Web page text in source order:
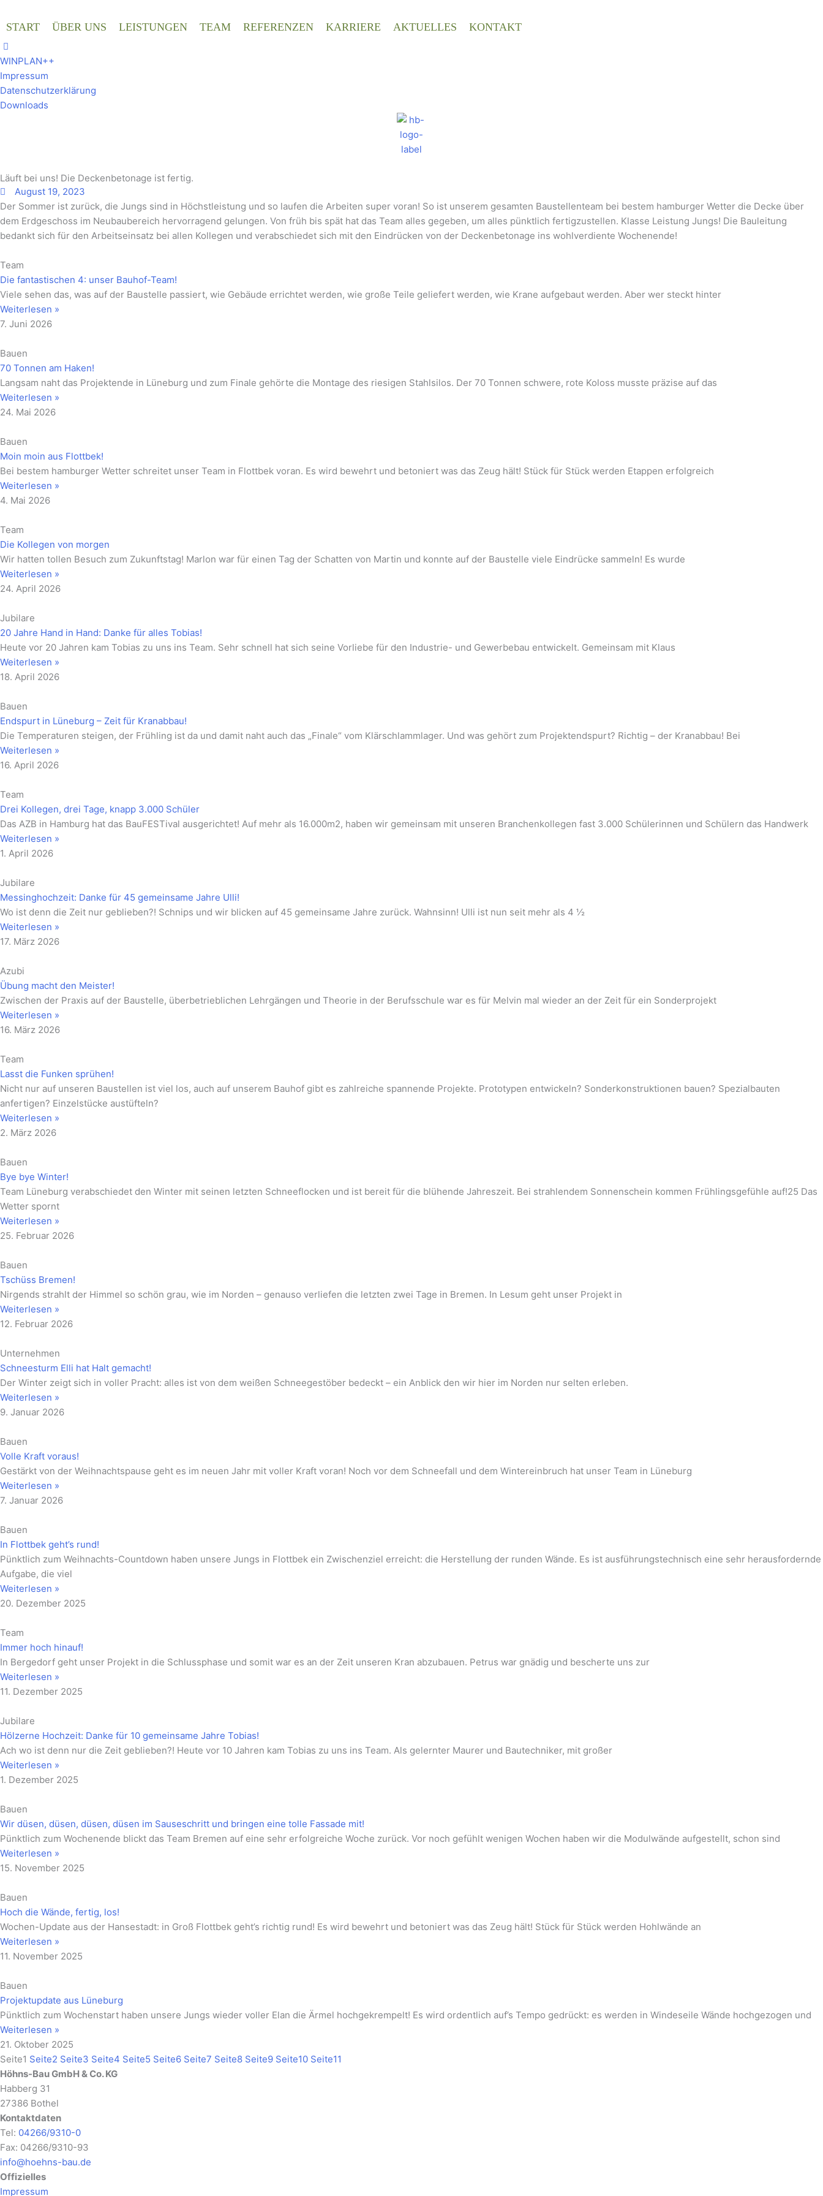
Inhalt
START ÜBER UNS LEISTUNGEN TEAM REFERENZEN KARRIERE AKTUELLES KONTAKT
WINPLAN++
Impressum
Datenschutzerklärung
Downloads
Läuft bei uns! Die Deckenbetonage ist fertig.
August 19, 2023
Der Sommer ist zurück, die Jungs sind in Höchstleistung und so laufen die Arbeiten super voran! So ist unserem gesamten Baustellenteam bei bestem hamburger Wetter die Decke über
dem Erdgeschoss im Neubaubereich hervorragend gelungen. Von früh bis spät hat das Team alles gegeben, um alles pünktlich fertigzustellen. Klasse Leistung Jungs! Die Bauleitung
bedankt sich für den Arbeitseinsatz bei allen Kollegen und verabschiedet sich mit den Eindrücken von der Deckenbetonage ins wohlverdiente Wochenende!
Team
Die fantastischen 4: unser Bauhof-Team!
Viele sehen das, was auf der Baustelle passiert, wie Gebäude errichtet werden, wie große Teile geliefert werden, wie Krane aufgebaut werden. Aber wer steckt hinter
Weiterlesen »
7. Juni 2026
Bauen
70 Tonnen am Haken!
Langsam naht das Projektende in Lüneburg und zum Finale gehörte die Montage des riesigen Stahlsilos. Der 70 Tonnen schwere, rote Koloss musste präzise auf das
Weiterlesen »
24. Mai 2026
Bauen
Moin moin aus Flottbek!
Bei bestem hamburger Wetter schreitet unser Team in Flottbek voran. Es wird bewehrt und betoniert was das Zeug hält! Stück für Stück werden Etappen erfolgreich
Weiterlesen »
4. Mai 2026
Team
Die Kollegen von morgen
Wir hatten tollen Besuch zum Zukunftstag! Marlon war für einen Tag der Schatten von Martin und konnte auf der Baustelle viele Eindrücke sammeln! Es wurde
Weiterlesen »
24. April 2026
Jubilare
20 Jahre Hand in Hand: Danke für alles Tobias!
Heute vor 20 Jahren kam Tobias zu uns ins Team. Sehr schnell hat sich seine Vorliebe für den Industrie- und Gewerbebau entwickelt. Gemeinsam mit Klaus
Weiterlesen »
18. April 2026
Bauen
Endspurt in Lüneburg – Zeit für Kranabbau!
Die Temperaturen steigen, der Frühling ist da und damit naht auch das „Finale“ vom Klärschlammlager. Und was gehört zum Projektendspurt? Richtig – der Kranabbau! Bei
Weiterlesen »
16. April 2026
Team
Drei Kollegen, drei Tage, knapp 3.000 Schüler
Das AZB in Hamburg hat das BauFESTival ausgerichtet! Auf mehr als 16.000m2, haben wir gemeinsam mit unseren Branchenkollegen fast 3.000 Schülerinnen und Schülern das Handwerk
Weiterlesen »
1. April 2026
Jubilare
Messinghochzeit: Danke für 45 gemeinsame Jahre Ulli!
Wo ist denn die Zeit nur geblieben?! Schnips und wir blicken auf 45 gemeinsame Jahre zurück. Wahnsinn! Ulli ist nun seit mehr als 4 ½
Weiterlesen »
17. März 2026
Azubi
Übung macht den Meister!
Zwischen der Praxis auf der Baustelle, überbetrieblichen Lehrgängen und Theorie in der Berufsschule war es für Melvin mal wieder an der Zeit für ein Sonderprojekt
Weiterlesen »
16. März 2026
Team
Lasst die Funken sprühen!
Nicht nur auf unseren Baustellen ist viel los, auch auf unserem Bauhof gibt es zahlreiche spannende Projekte. Prototypen entwickeln? Sonderkonstruktionen bauen? Spezialbauten
anfertigen? Einzelstücke austüfteln?
Weiterlesen »
2. März 2026
Bauen
Bye bye Winter!
Team Lüneburg verabschiedet den Winter mit seinen letzten Schneeflocken und ist bereit für die blühende Jahreszeit. Bei strahlendem Sonnenschein kommen Frühlingsgefühle auf!25 Das
Wetter spornt
Weiterlesen »
25. Februar 2026
Bauen
Tschüss Bremen!
Nirgends strahlt der Himmel so schön grau, wie im Norden – genauso verliefen die letzten zwei Tage in Bremen. In Lesum geht unser Projekt in
Weiterlesen »
12. Februar 2026
Unternehmen
Schneesturm Elli hat Halt gemacht!
Der Winter zeigt sich in voller Pracht: alles ist von dem weißen Schneegestöber bedeckt – ein Anblick den wir hier im Norden nur selten erleben.
Weiterlesen »
9. Januar 2026
Bauen
Volle Kraft voraus!
Gestärkt von der Weihnachtspause geht es im neuen Jahr mit voller Kraft voran! Noch vor dem Schneefall und dem Wintereinbruch hat unser Team in Lüneburg
Weiterlesen »
7. Januar 2026
Bauen
In Flottbek geht’s rund!
Pünktlich zum Weihnachts-Countdown haben unsere Jungs in Flottbek ein Zwischenziel erreicht: die Herstellung der runden Wände. Es ist ausführungstechnisch eine sehr herausfordernde
Aufgabe, die viel
Weiterlesen »
20. Dezember 2025
Team
Immer hoch hinauf!
In Bergedorf geht unser Projekt in die Schlussphase und somit war es an der Zeit unseren Kran abzubauen. Petrus war gnädig und bescherte uns zur
Weiterlesen »
11. Dezember 2025
Jubilare
Hölzerne Hochzeit: Danke für 10 gemeinsame Jahre Tobias!
Ach wo ist denn nur die Zeit geblieben?! Heute vor 10 Jahren kam Tobias zu uns ins Team. Als gelernter Maurer und Bautechniker, mit großer
Weiterlesen »
1. Dezember 2025
Bauen
Wir düsen, düsen, düsen, düsen im Sauseschritt und bringen eine tolle Fassade mit!
Pünktlich zum Wochenende blickt das Team Bremen auf eine sehr erfolgreiche Woche zurück. Vor noch gefühlt wenigen Wochen haben wir die Modulwände aufgestellt, schon sind
Weiterlesen »
15. November 2025
Bauen
Hoch die Wände, fertig, los!
Wochen-Update aus der Hansestadt: in Groß Flottbek geht’s richtig rund! Es wird bewehrt und betoniert was das Zeug hält! Stück für Stück werden Hohlwände an
Weiterlesen »
11. November 2025
Bauen
Projektupdate aus Lüneburg
Pünktlich zum Wochenstart haben unsere Jungs wieder voller Elan die Ärmel hochgekrempelt! Es wird ordentlich auf’s Tempo gedrückt: es werden in Windeseile Wände hochgezogen und
Weiterlesen »
21. Oktober 2025
Seite1 Seite2 Seite3 Seite4 Seite5 Seite6 Seite7 Seite8 Seite9 Seite10 Seite11
Höhns-Bau GmbH & Co. KG
Habberg 31
27386 Bothel
Kontaktdaten
Tel: 04266/9310-0
Fax: 04266/9310-93
info@hoehns-bau.de
Offizielles
Impressum